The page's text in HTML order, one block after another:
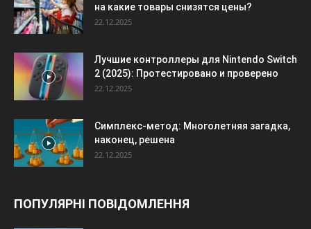
на какие товары снизятся цены?
22.12.2025
Лучшие контроллеры для Nintendo Switch
2 (2025): Протестировано и проверено
22.12.2025
Симплекс-метод: Многолетняя загадка,
наконец, решена
22.12.2025
ПОПУЛЯРНІ ПОВІДОМЛЕННЯ